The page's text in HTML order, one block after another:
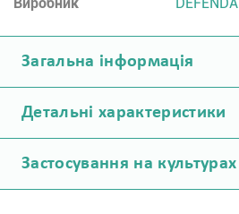
Загальна інформація
Детальні характеристики
Застосування на культурах